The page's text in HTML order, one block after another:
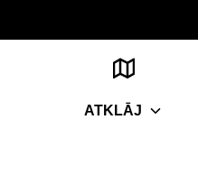
ATKLĀJ